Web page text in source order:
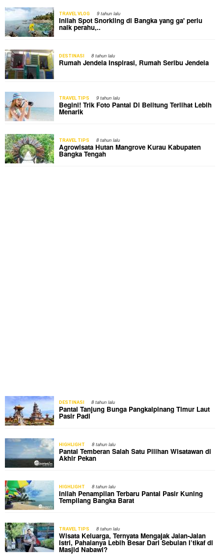
TRAVEL VLOG 9 tahun lalu
Inilah Spot Snorkling di Bangka yang ga' perlu
naik perahu,..
DESTINASI 8 tahun lalu
Rumah Jendela Inspirasi, Rumah Seribu Jendela
TRAVEL TIPS 9 tahun lalu
Begini! Trik Foto Pantai Di Belitung Terlihat Lebih
Menarik
TRAVEL TIPS 8 tahun lalu
Agrowisata Hutan Mangrove Kurau Kabupaten
Bangka Tengah
DESTINASI 8 tahun lalu
Pantai Tanjung Bunga Pangkalpinang Timur Laut
Pasir Padi
HIGHLIGHT 8 tahun lalu
Pantai Temberan Salah Satu Pilihan Wisatawan di
Akhir Pekan
HIGHLIGHT 8 tahun lalu
Inilah Penampilan Terbaru Pantai Pasir Kuning
Tempilang Bangka Barat
TRAVEL TIPS 8 tahun lalu
Wisata Keluarga, Ternyata Mengajak Jalan-Jalan
Istri, Pahalanya Lebih Besar Dari Sebulan I’tikaf di
Masjid Nabawi?